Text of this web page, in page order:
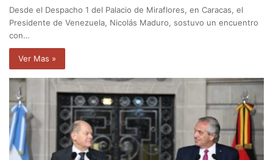
Desde el Despacho 1 del Palacio de Miraflores, en Caracas, el
Presidente de Venezuela, Nicolás Maduro, sostuvo un encuentro
con…
Ver Mas »